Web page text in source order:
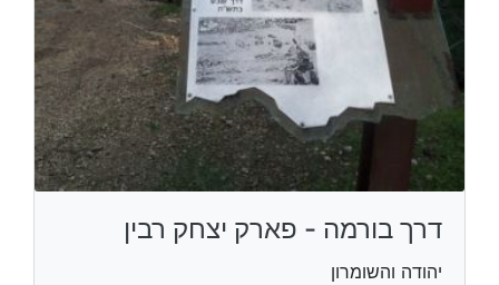
דרך בורמה - פארק יצחק רבין
יהודה והשומרון